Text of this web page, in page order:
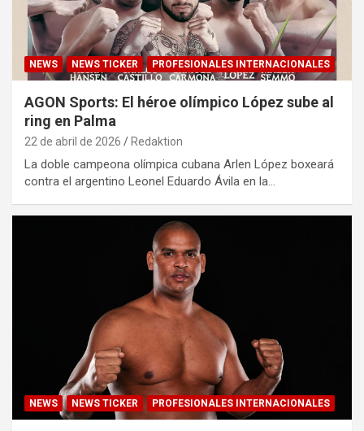
NEWS NEWS TICKER PROFESIONALES INTERNACIONALES
AGON Sports: El héroe olímpico López sube al
ring en Palma
22 de abril de 2026 Redaktion
La doble campeona olímpica cubana Arlen López boxeará
contra el argentino Leonel Eduardo Ávila en la…
NEWS NEWS TICKER PROFESIONALES INTERNACIONALES